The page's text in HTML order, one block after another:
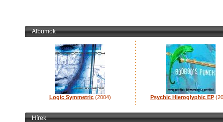
Albumok
Logic Symmetric (2004) Psychic Hieroglyphic EP
Hírek